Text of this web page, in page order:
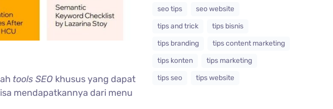
tools SEO khusus yang dapat
mendapatkannya dari menu
seo tips
seo website
tips and trick
tips bisnis
tips branding
tips content marketing
tips konten
tips marketing
tips seo
tips website